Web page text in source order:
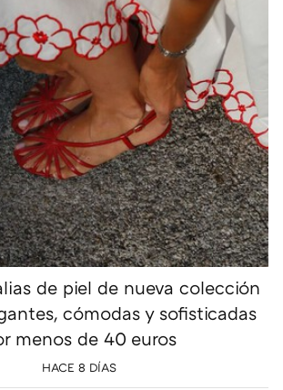
de piel de nueva colección
cómodas y sofisticadas
menos de 40 euros
HACE 8 DÍAS